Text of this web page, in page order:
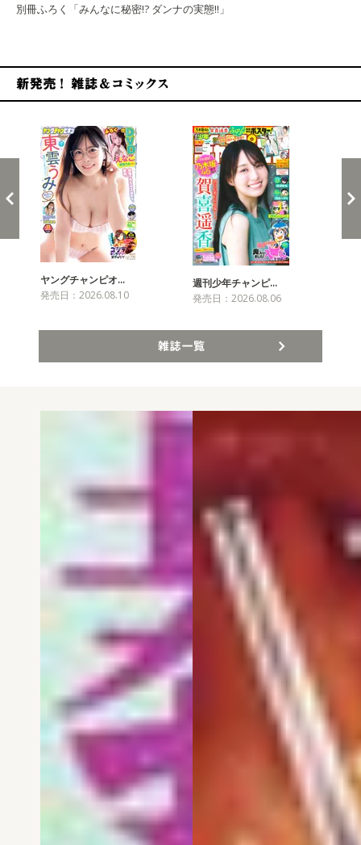
別冊ふろく「みんなに秘密!? ダンナの実態!!」
ヤングチャンピオ…
発売日：2026.08.10
週刊少年チャンピ…
発売日：2026.08.06